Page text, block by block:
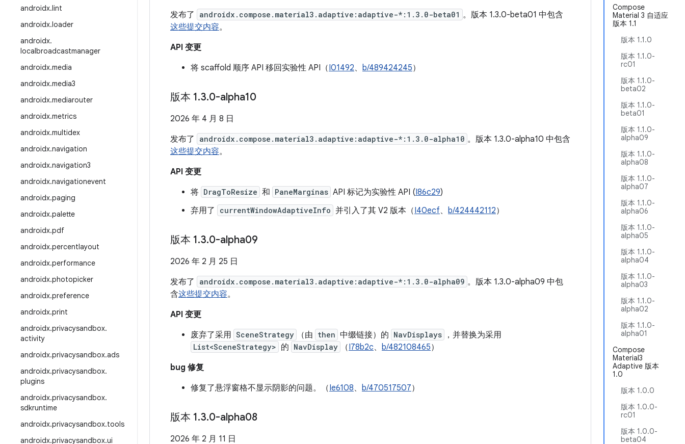
androidx.lint
androidx.loader
androidx.
localbroadcastmanager
androidx.media
androidx.media3
androidx.mediarouter
androidx.metrics
androidx.multidex
androidx.navigation
androidx.navigation3
androidx.navigationevent
androidx.paging
androidx.palette
androidx.pdf
androidx.percentlayout
androidx.performance
androidx.photopicker
androidx.preference
androidx.print
androidx.privacysandbox.
activity
androidx.privacysandbox.ads
androidx.privacysandbox.
plugins
androidx.privacysandbox.
sdkruntime
androidx.privacysandbox.tools
androidx.privacysandbox.ui
Compose
Material 3 自适应
版本 1.1
版本 1.1.0
版本 1.1.0-
rc01
版本 1.1.0-
beta02
版本 1.1.0-
beta01
版本 1.1.0-
alpha09
版本 1.1.0-
alpha08
版本 1.1.0-
alpha07
版本 1.1.0-
alpha06
版本 1.1.0-
alpha05
版本 1.1.0-
alpha04
版本 1.1.0-
alpha03
版本 1.1.0-
alpha02
版本 1.1.0-
alpha01
Compose
Material3
Adaptive 版本
1.0
版本 1.0.0
版本 1.0.0-
rc01
版本 1.0.0-
beta04
发布了
androidx.compose.material3.adaptive:adaptive-*:1.3.0-beta01 。版本 1.3.0-beta01 中包含
这些提交内容。
API 变更
将 scaffold 顺序 API 移回实验性 API（I01492、 b/489424245）
版本 1.3.0-alpha10
2026 年 4 月 8 日
发布了
androidx.compose.material3.adaptive:adaptive-*:1.3.0-alpha10 。版本 1.3.0-alpha10 中包含
这些提交内容。
API 变更
将 DragToResize 和 PaneMarginas API 标记为实验性 API (I86c29)
弃用了
currentWindowAdaptiveInfo 并引入了其 V2 版本（I40ecf、 b/424442112）
版本 1.3.0-alpha09
2026 年 2 月 25 日
发布了
androidx.compose.material3.adaptive:adaptive-*:1.3.0-alpha09 。版本 1.3.0-alpha09 中包
含这些提交内容。
API 变更
废弃了采用 SceneStrategy （由 then 中缀链接）的 NavDisplays ，并替换为采用
List<SceneStrategy> 的 NavDisplay （I78b2c、 b/482108465）
bug 修复
修复了悬浮窗格不显示阴影的问题。（Ie6108、 b/470517507）
版本 1.3.0-alpha08
2026 年 2 月 11 日